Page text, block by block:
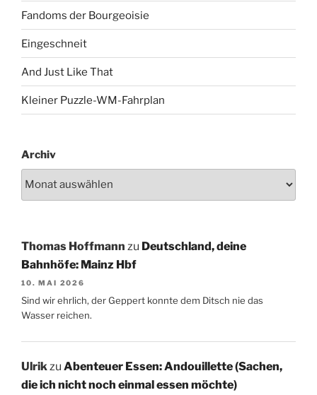
Fandoms der Bourgeoisie
Eingeschneit
And Just Like That
Kleiner Puzzle-WM-Fahrplan
Archiv
Thomas Hoffmann zu Deutschland, deine
Bahnhöfe: Mainz Hbf
10. MAI 2026
Sind wir ehrlich, der Geppert konnte dem Ditsch nie das
Wasser reichen.
Ulrikzu Abenteuer Essen: Andouillette (Sachen,
die ich nicht noch einmal essen möchte)